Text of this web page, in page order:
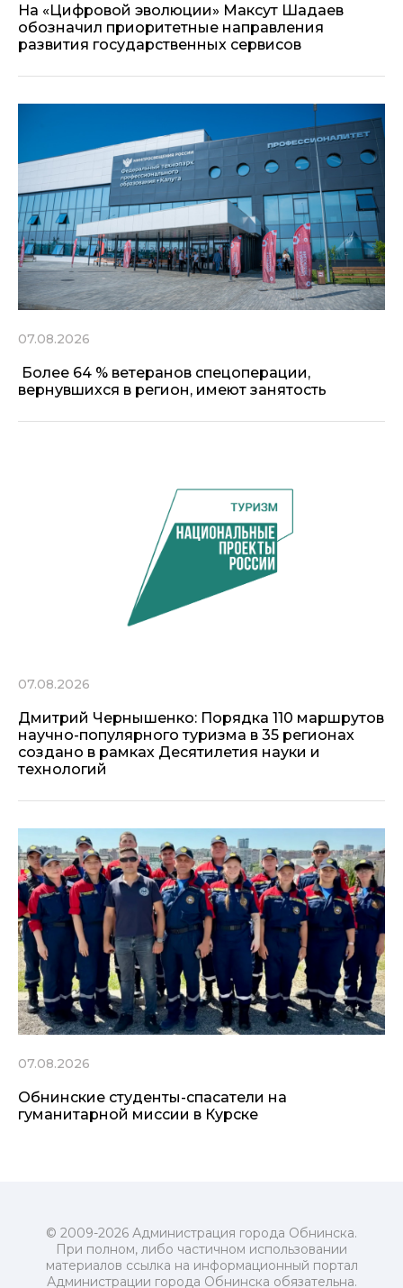
На «Цифровой эволюции» Максут Шадаев
обозначил приоритетные направления
развития государственных сервисов
07.08.2026
Более 64 % ветеранов спецоперации,
вернувшихся в регион, имеют занятость
07.08.2026
Дмитрий Чернышенко: Порядка 110 маршрутов
научно-популярного туризма в 35 регионах
создано в рамках Десятилетия науки и
технологий
07.08.2026
Обнинские студенты-спасатели на
гуманитарной миссии в Курске
© 2009-2026 Администрация города Обнинска.
При полном, либо частичном использовании
материалов ссылка на информационный портал
Администрации города Обнинска обязательна.